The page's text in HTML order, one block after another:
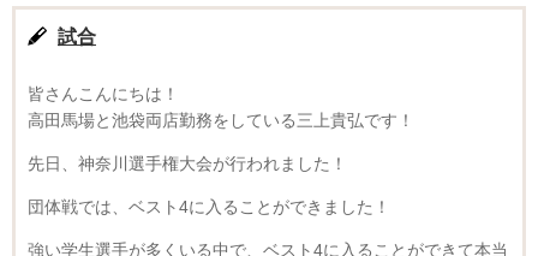
試合
皆さんこんにちは！
高田馬場と池袋両店勤務をしている三上貴弘です！
先日、神奈川選手権大会が行われました！
団体戦では、ベスト4に入ることができました！
強い学生選手が多くいる中で、ベスト4に入ることができて本当